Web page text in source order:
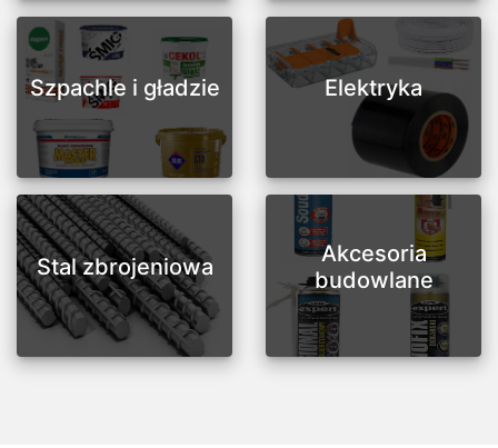
Szpachle i gładzie Elektryka
Stal zbrojeniowa
Akcesoria
budowlane